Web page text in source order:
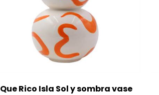
Que Rico Isla Sol y sombra vase